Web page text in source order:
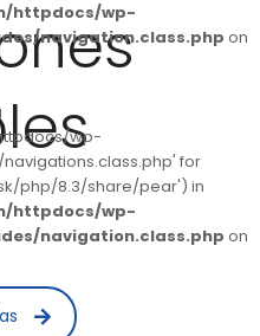
httpdocs/wp-
navigation.class.php on
wp-
for
php/8.3/share/pear') in
httpdocs/wp-
navigation.class.php on